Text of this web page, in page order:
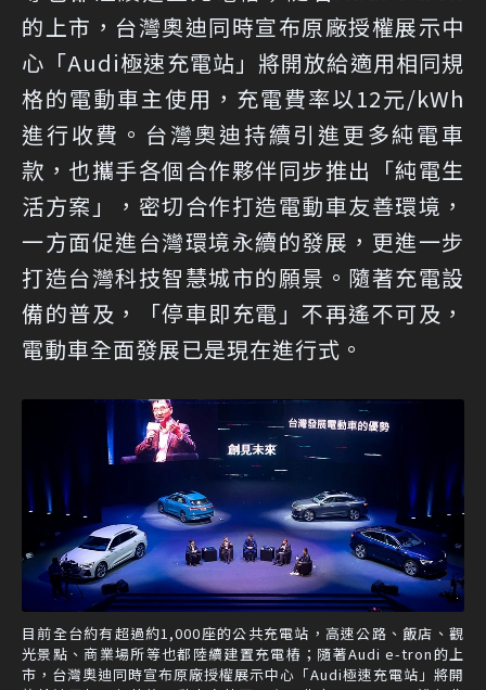
的上市，台灣奧迪同時宣布原廠授權展示中
心「Audi極速充電站」將開放給適用相同規
格的電動車主使用，充電費率以12元/kWh
進行收費。台灣奧迪持續引進更多純電車
款，也攜手各個合作夥伴同步推出「純電生
活方案」，密切合作打造電動車友善環境，
一方面促進台灣環境永續的發展，更進一步
打造台灣科技智慧城市的願景。隨著充電設
備的普及，「停車即充電」不再遙不可及，
電動車全面發展已是現在進行式。
目前全台約有超過約1,000座的公共充電站，高速公路、飯店、觀
光景點、商業場所等也都陸續建置充電樁；隨著Audi e-tron的上
市，台灣奧迪同時宣布原廠授權展示中心「Audi極速充電站」將開